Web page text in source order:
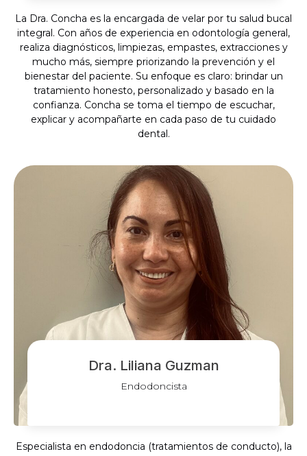
La Dra. Concha es la encargada de velar por tu salud bucal
integral. Con años de experiencia en odontología general,
realiza diagnósticos, limpiezas, empastes, extracciones y
mucho más, siempre priorizando la prevención y el
bienestar del paciente. Su enfoque es claro: brindar un
tratamiento honesto, personalizado y basado en la
confianza. Concha se toma el tiempo de escuchar,
explicar y acompañarte en cada paso de tu cuidado
dental.
Dra. Liliana Guzman
Endodoncista
Especialista en endodoncia (tratamientos de conducto), la